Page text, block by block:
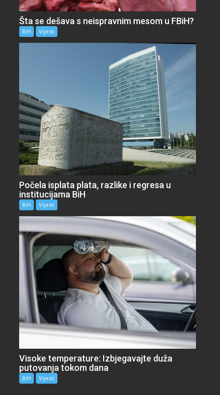
Šta se dešava s neispravnim mesom u FBiH?
BiH Vijesti
Počela isplata plata, razlike i regresa u
institucijama BiH
BiH Vijesti
Visoke temperature: Izbjegavajte duža
putovanja tokom dana
BiH Vijesti